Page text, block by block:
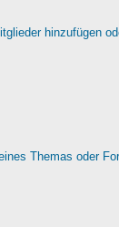
hinzufügen
Themas oder